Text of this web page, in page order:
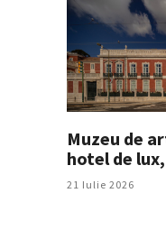
Muzeu de
hotel de
21 Iulie 2026